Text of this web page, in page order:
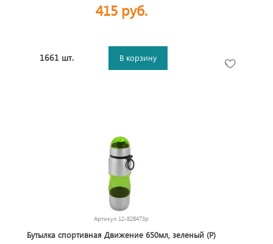
415 руб.
1661 шт. В корзину
Артикул 12-828473р
Бутылка спортивная Движение 650мл, зеленый (Р)